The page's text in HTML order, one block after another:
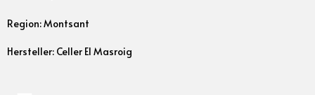
Region: Montsant
Hersteller: Celler El Masroig